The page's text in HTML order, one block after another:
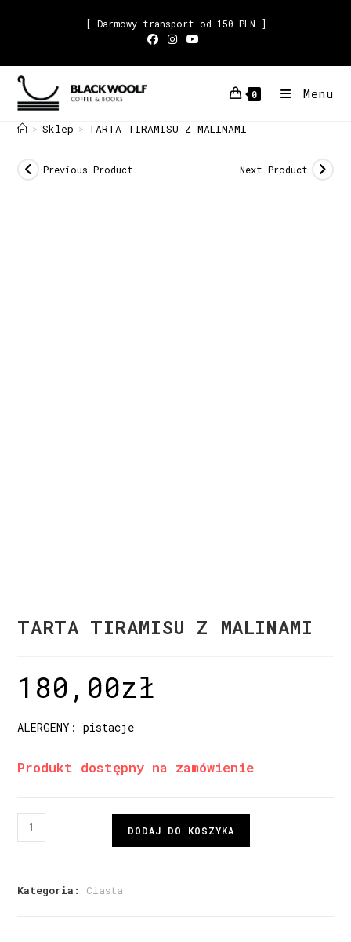
[ Darmowy transport od 150 PLN ]
0 Menu
> Sklep > TARTA TIRAMISU Z MALINAMI
Previous Product Next Product
TARTA TIRAMISU Z MALINAMI
180,00zł
ALERGENY: pistacje
Produkt dostępny na zamówienie
DODAJ DO KOSZYKA
Kategoria: Ciasta